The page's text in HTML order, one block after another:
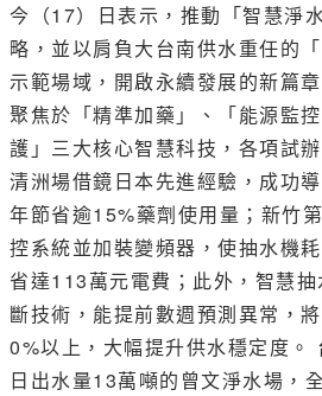
今（17）日表示，推動「智慧淨
略，並以肩負大台南供水重任的
示範場域，開啟永續發展的新篇
聚焦於「精準加藥」、「能源監
護」三大核心智慧科技，各項試
清洲場借鏡日本先進經驗，成功
年節省逾15%藥劑使用量；新竹
控系統並加裝變頻器，使抽水機
省達113萬元電費；此外，智慧
斷技術，能提前數週預測異常，
0%以上，大幅提升供水穩定度。
日出水量13萬噸的曾文淨水場，